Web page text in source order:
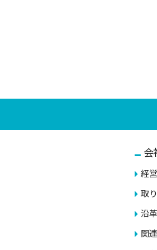
会
経
取
沿革
関